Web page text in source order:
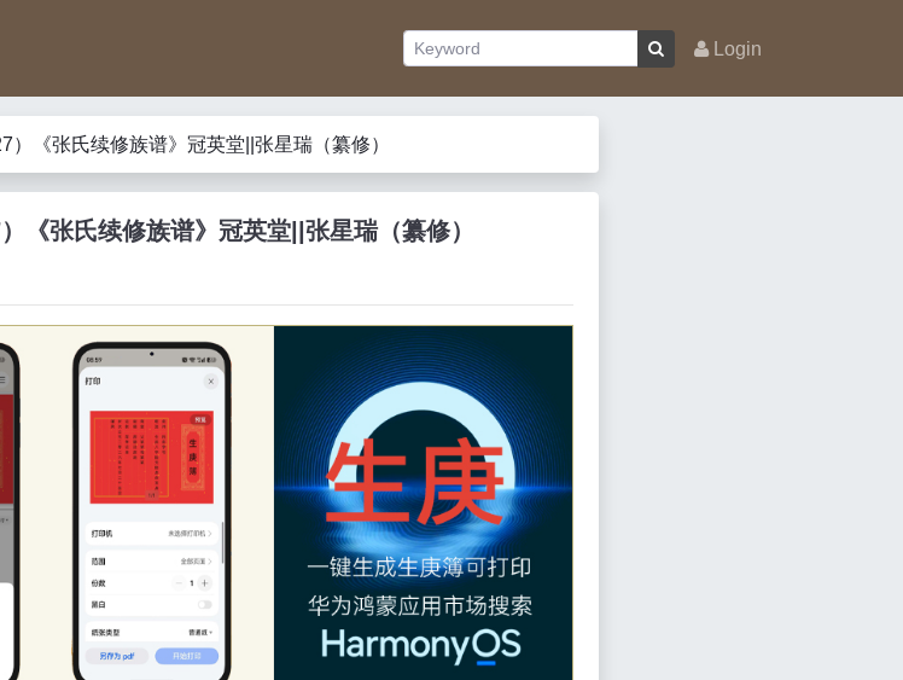
Login
《张氏续修族谱》冠英堂||张星瑞（纂修）
《张氏续修族谱》冠英堂||张星瑞（纂修）